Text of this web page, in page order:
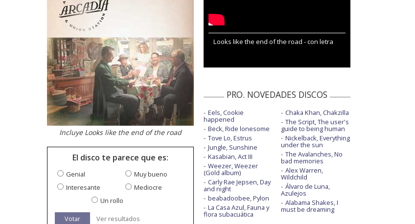
Incluye Looks like the end of the road
El disco te parece que es:
Genial
Muy bueno
Interesante
Mediocre
Un rollo
Votar Ver resultados
Looks like the end of the road - con letra
PRO. NOVEDADES DISCOS
Eels, Cookie
happened
Beck, Ride lonesome
Tove Lo, Estrus
Jungle, Sunshine
Kasabian, Act III
Weezer, Weezer
(Gold album)
Carly Rae Jepsen, Day
and night
beabadoobee, Pylon
La Casa Azul, Fauna y
flora subacuática
Chaka Khan, Chakzilla
The Script, The user's
guide to being human
Nickelback, Everything
under the sun
The Avalanches, No
bad memories
Alex Warren,
Wildchild
Álvaro de Luna,
Azulejos
Alabama Shakes, I
must be dreaming